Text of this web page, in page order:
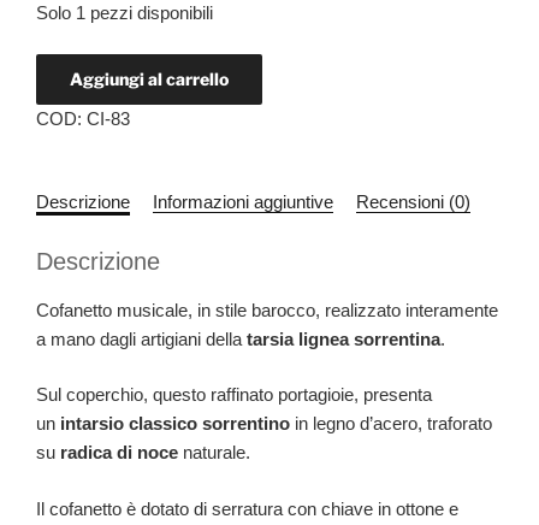
Solo 1 pezzi disponibili
Aggiungi al carrello
COD: CI-83
Descrizione Informazioni aggiuntive Recensioni (0)
Descrizione
Cofanetto musicale, in stile barocco, realizzato interamente
a mano dagli artigiani della tarsia lignea sorrentina.
Sul coperchio, questo raffinato portagioie, presenta
un intarsio classico sorrentino in legno d’acero, traforato
su radica di noce naturale.
Il cofanetto è dotato di serratura con chiave in ottone e